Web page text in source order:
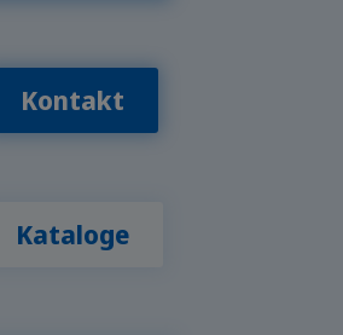
Kontakt
Kataloge